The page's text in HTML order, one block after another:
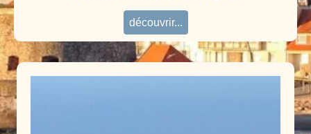
découvrir...